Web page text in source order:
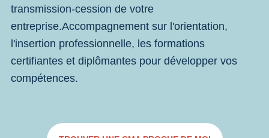
transmission-cession de votre
entreprise.Accompagnement sur l'orientation,
l'insertion professionnelle, les formations
certifiantes et diplômantes pour développer vos
compétences.